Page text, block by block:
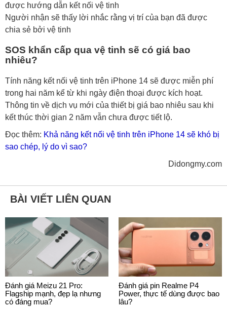
được hướng dẫn kết nối vệ tinh
Người nhận sẽ thấy lời nhắc rằng vị trí của bạn đã được
chia sẻ bởi vệ tinh
SOS khẩn cấp qua vệ tinh sẽ có giá bao
nhiêu?
Tính năng kết nối vệ tinh trên iPhone 14 sẽ được miễn phí
trong hai năm kể từ khi ngày điện thoại được kích hoạt.
Thông tin về dịch vụ mới của thiết bị giá bao nhiêu sau khi
kết thúc thời gian 2 năm vẫn chưa được tiết lộ.
Đọc thêm: Khả năng kết nối vệ tinh trên iPhone 14 sẽ khó bị
sao chép, lý do vì sao?
Didongmy.com
BÀI VIẾT LIÊN QUAN
Đánh giá Meizu 21 Pro:
Flagship mạnh, đẹp lạ nhưng
có đáng mua?
Đánh giá pin Realme P4
Power, thực tế dùng được bao
lâu?